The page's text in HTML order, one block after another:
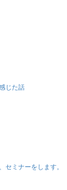
じた話
セミナーをします。